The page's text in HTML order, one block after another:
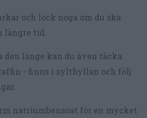
och lock noga om du ska
längre tid.
den länge kan du även täcka
- finns i sylthyllan och följ
natriumbensoat för en mycket